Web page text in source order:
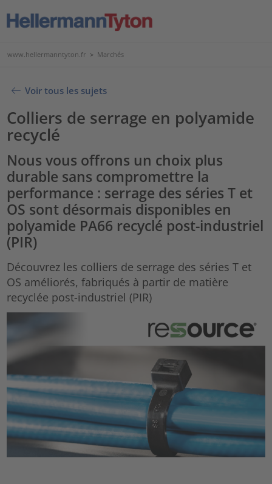
www.hellermanntyton.fr > Marchés
Voir tous les sujets
Colliers de serrage en polyamide
recyclé
Nous vous offrons un choix plus
durable sans compromettre la
performance : serrage des séries T et
OS sont désormais disponibles en
polyamide PA66 recyclé post-industriel
(PIR)
Découvrez les colliers de serrage des séries T et
OS améliorés, fabriqués à partir de matière
recyclée post-industriel (PIR)